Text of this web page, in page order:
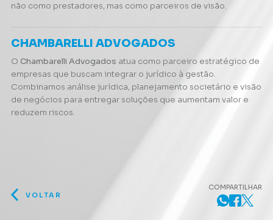
não como prestadores, mas como parceiros de visão.
CHAMBARELLI ADVOGADOS
O Chambarelli Advogados atua como parceiro estratégico de
empresas que buscam integrar o jurídico à gestão.
Combinamos análise jurídica, planejamento societário e visão
de negócios para entregar soluções que aumentam valor e
reduzem riscos.
VOLTAR
COMPARTILHAR